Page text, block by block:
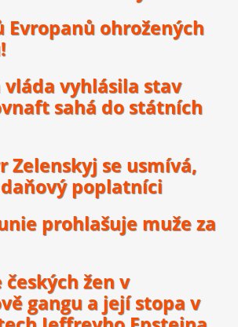
Evropanů ohrožených
vláda vyhlásila stav
sahá do státních
Zelenskyj se usmívá,
poplatníci
prohlašuje muže za
žen v
gangu a její stopa v